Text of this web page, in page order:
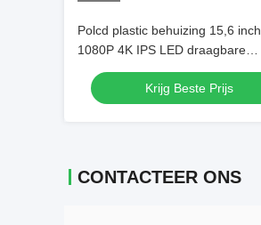
Polcd plastic behuizing 15,6 inch
1080P 4K IPS LED draagbare
computermonitor voor gaming
Krijg Beste Prijs
CONTACTEER ONS